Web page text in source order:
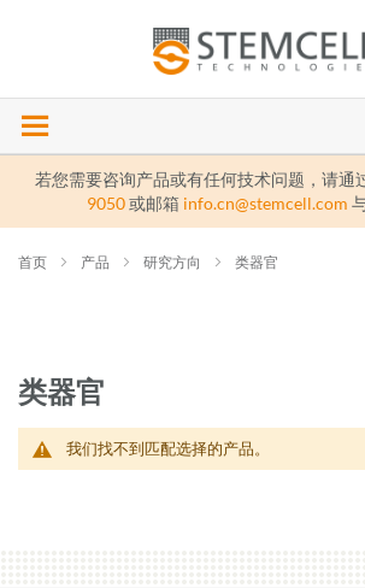
若您需要咨询产品或有任何技术问题，请通
9050或邮箱 info.cn@stemcell.com
首页 产品 研究方向 类器官
类器官
我们找不到匹配选择的产品。